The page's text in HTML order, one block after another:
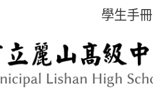
學生手冊